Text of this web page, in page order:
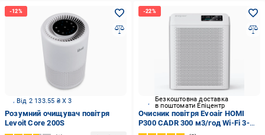
Від 2 133.55 ₴ X 3
Розумний очищувач повітря
Levoit Core 200S
Безкоштовна доставка
в поштомати Епіцентр
Очисник повітря Evoair HOMI
P300 CADR 300 м3/год Wi-Fi 3-
ступінчаста фільтрація True